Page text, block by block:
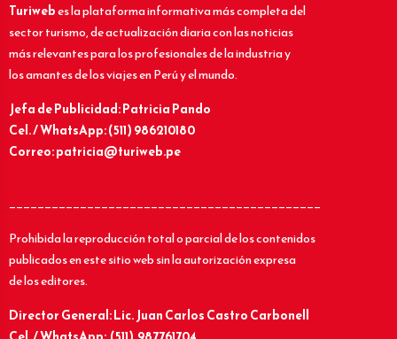
Turiwebes la plataforma informativa más completa del
sector turismo, de actualización diaria con las noticias
más relevantes para los profesionales de la industria y
los amantes de los viajes en Perú y el mundo.
Jefa de Publicidad: Patricia Pando
Cel. / WhatsApp: (511) 986210180
Correo: patricia@turiweb.pe
____________________________________________
Prohibida la reproducción total o parcial de los contenidos
publicados en este sitio web sin la autorización expresa
de los editores.
Director General: Lic.Juan Carlos Castro Carbonell